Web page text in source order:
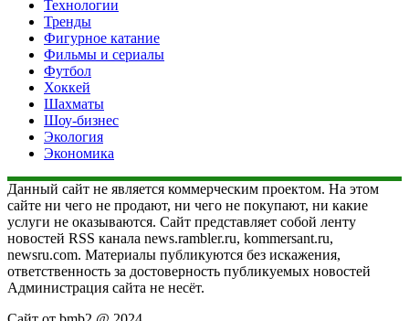
Технологии
Тренды
Фигурное катание
Фильмы и сериалы
Футбол
Хоккей
Шахматы
Шоу-бизнес
Экология
Экономика
Данный сайт не является коммерческим проектом. На этом
сайте ни чего не продают, ни чего не покупают, ни какие
услуги не оказываются. Сайт представляет собой ленту
новостей RSS канала news.rambler.ru, kommersant.ru,
newsru.com. Материалы публикуются без искажения,
ответственность за достоверность публикуемых новостей
Администрация сайта не несёт.